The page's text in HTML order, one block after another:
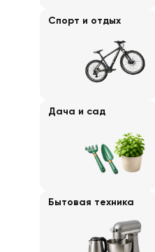
Спорт и отдых
Дача и сад
Бытовая техника